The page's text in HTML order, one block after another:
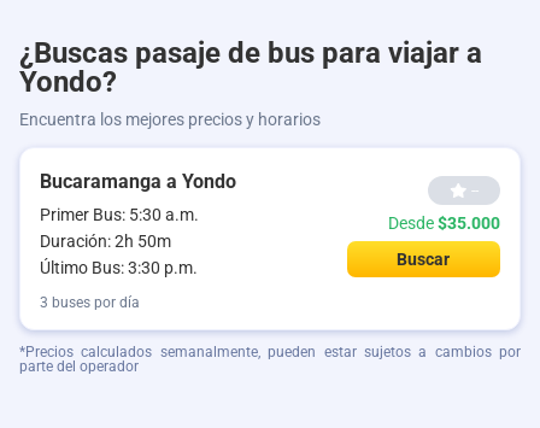
¿Buscas pasaje de bus para viajar a
Yondo?
Encuentra los mejores precios y horarios
Bucaramanga a Yondo
Primer Bus: 5:30 a.m.
Duración: 2h 50m
Último Bus: 3:30 p.m.
--
Desde$35.000
Buscar
3 buses por día
*Precios calculados semanalmente, pueden estar sujetos a cambios por
parte del operador